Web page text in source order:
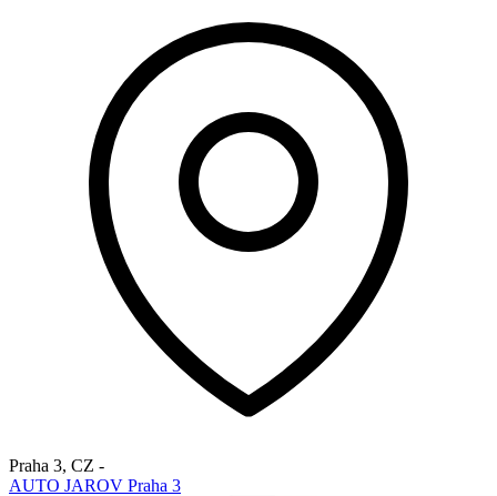
Praha 3, CZ -
AUTO JAROV Praha 3